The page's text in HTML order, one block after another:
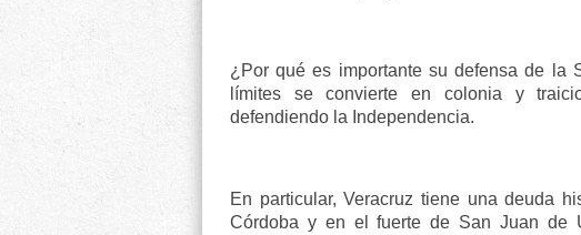
¿Por qué es importante su defensa de la
límites se convierte en colonia y
defendiendo la Independencia.
En particular, Veracruz tiene una deuda
Córdoba y en el fuerte de San Juan de